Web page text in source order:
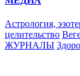
Астрология,
целительство
ЖУРНАЛЫ